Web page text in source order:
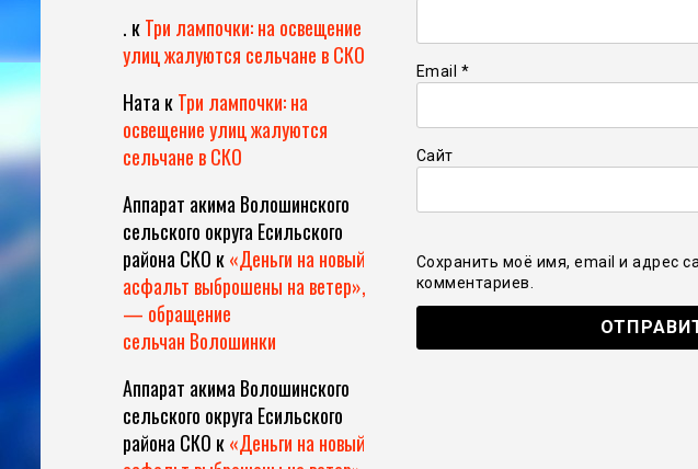
Email *
Сайт
Сохранить моё имя, email и адрес
комментариев.
. кТри лампочки: на освещение
улиц жалуются сельчане в СКО
Ната кТри лампочки: на
освещение улиц жалуются
сельчане в СКО
Аппарат акима Волошинского
сельского округа Есильского
района СКО к«Деньги на новый
асфальт выброшены на ветер»,
— обращение
сельчан Волошинки
Аппарат акима Волошинского
сельского округа Есильского
района СКО к«Деньги на новый